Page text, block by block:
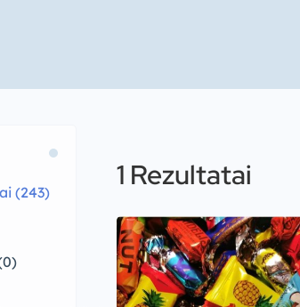
(243) 1 Rezultatai